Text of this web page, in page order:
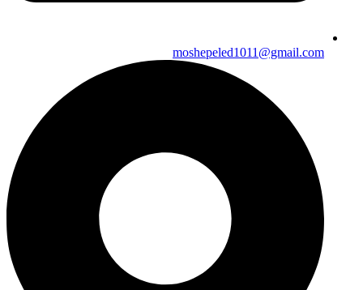
moshepeled1011@gmail.com